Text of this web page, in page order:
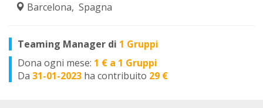
Barcelona, Spagna
Teaming Manager di 1 Gruppi
Dona ogni mese: 1 € a 1 Gruppi
Da 31-01-2023 ha contribuito 29 €